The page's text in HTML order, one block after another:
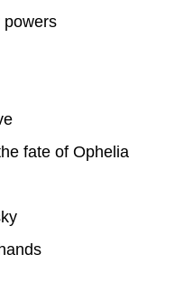
powers
fate of Ophelia